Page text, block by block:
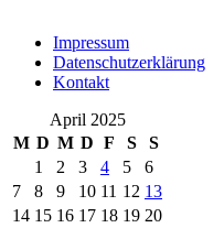
Impressum
Datenschutzerklärung
Kontakt
April 2025
M D M D F S
S
1
2 3 4 5
6
7
8 9 10 11 12 13
14 15 16 17 18 19 20